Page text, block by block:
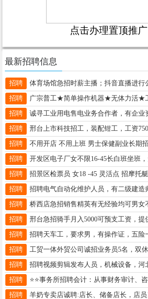
点击办理置顶推广
最新招聘信息
招聘
招聘
招聘
招聘
招聘
招聘
招聘
招聘
招聘
招聘
招聘
招聘
招聘
招聘
招聘